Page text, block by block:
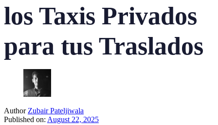
los Taxis Privados
para tus Traslados
Author Zubair Pateljiwala
Published on: August 22, 2025